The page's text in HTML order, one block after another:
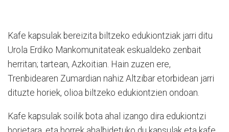
Kafe kapsulak bereizita biltzeko edukiontziak jarri ditu
Urola Erdiko Mankomunitateak eskualdeko zenbait
herritan; tartean, Azkoitian. Hain zuzen ere,
Trenbidearen Zumardian nahiz Altzibar etorbidean jarri
dituzte horiek, olioa biltzeko edukiontzien ondoan.
Kafe kapsulak soilik bota ahal izango dira edukiontzi